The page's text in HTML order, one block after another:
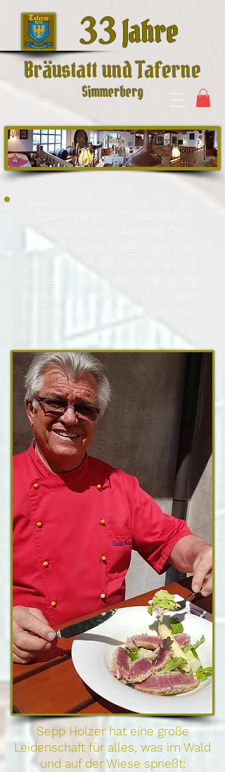
Bräustatt und Taferne
Simmerberg
33Jahre
Begriff "Gutes Essen" wird von
der Qualität der Rohstoffe und
fachlichen Können des Kochs
abgeleitet.
Sepp Holzer hat eine große
Leidenschaft für alles, was im Wald
und auf der Wiese sprießt: